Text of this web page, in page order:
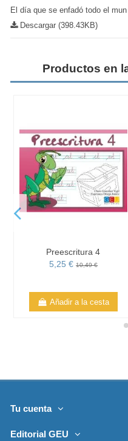
El día que se enfadó todo el mun
Descargar (398.43KB)
Productos en
Preescritura 4
5,25 € 10,49 €
Añadir a la cesta
Tu cuenta
Editorial GEU